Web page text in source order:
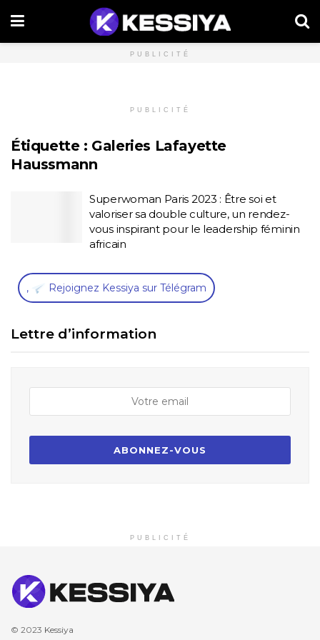
PUBLICITÉ
PUBLICITÉ
Étiquette : Galeries Lafayette
Haussmann
Superwoman Paris 2023 : Être soi et
valoriser sa double culture, un rendez-
vous inspirant pour le leadership féminin
africain
, Rejoignez Kessiya sur Télégram
Lettre d’information
PUBLICITÉ
© 2023 Kessiya